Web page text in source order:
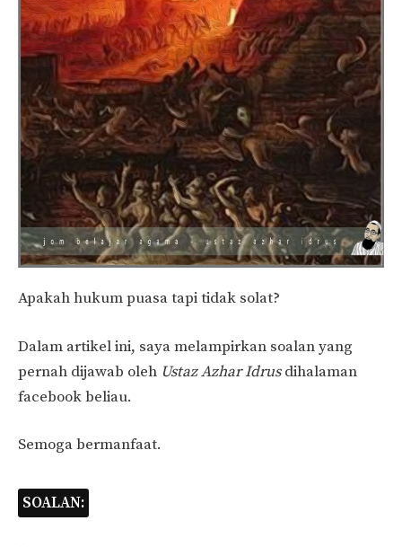
Apakah hukum puasa tapi tidak solat?
Dalam artikel ini, saya melampirkan soalan yang
pernah dijawab oleh Ustaz Azhar Idrusdihalaman
facebook beliau.
Semoga bermanfaat.
SOALAN: